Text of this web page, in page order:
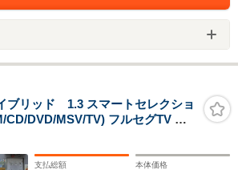
ブリッド 1.3 スマートセレクショ
DVD/MSV/TV) フルセグTV バ
インETC スマートキー クルーズコ
グスイッチ オートライト HIDライ
ハーフレザーシート
支払総額 本体価格